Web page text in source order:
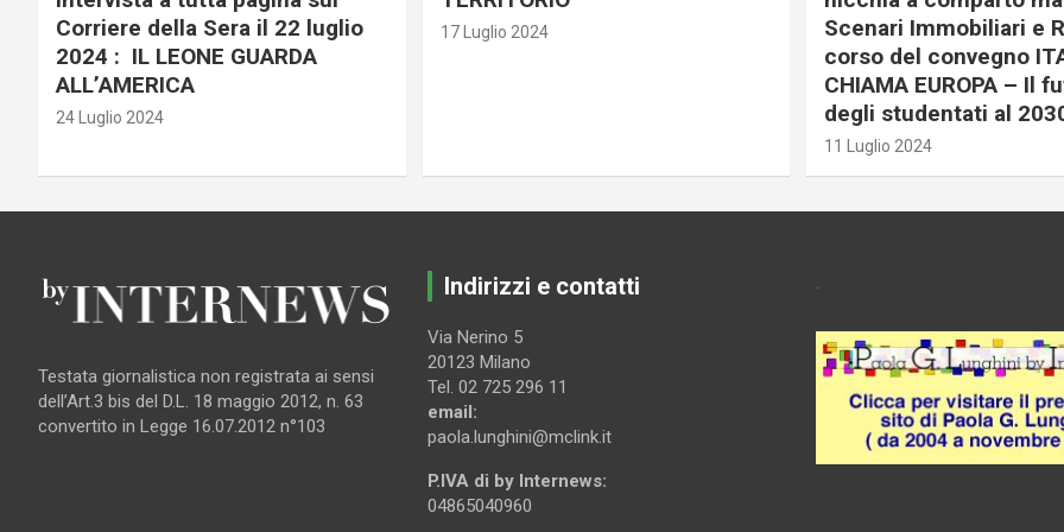
Corriere della Sera il 22 luglio
2024 : IL LEONE GUARDA
ALL’AMERICA
24 Luglio 2024
17 Luglio 2024
Scenari Immobiliari e
corso del convegno
CHIAMA EUROPA – Il
degli studentati al
11 Luglio 2024
Testata giornalistica non registrata ai sensi
dell’Art.3 bis del D.L. 18 maggio 2012, n. 63
convertito in Legge 16.07.2012 n°103
Indirizzi e contatti
Via Nerino 5
20123 Milano
Tel. 02 725 296 11
email:
paola.lunghini@mclink.it
P.IVA di by Internews:
04865040960
.